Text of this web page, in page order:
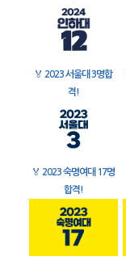
🏅 2023 서울대 3명합
격!
🏅 2023 숙명여대 17명
합격!